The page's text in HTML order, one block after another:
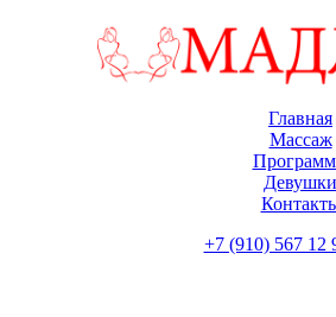
Главная
Массаж
Девушки
+7 (910) 567 12